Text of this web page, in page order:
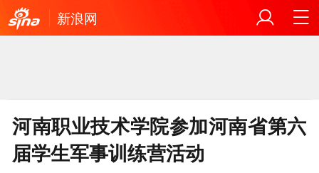
新浪网
河南职业技术学院参加河南省第六
届学生军事训练营活动